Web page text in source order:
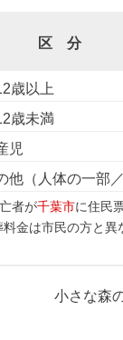
区 分
歳以上
歳未満
児
他（人体の一部／
者が千葉市に住民
金は市民の方と異
小さな森